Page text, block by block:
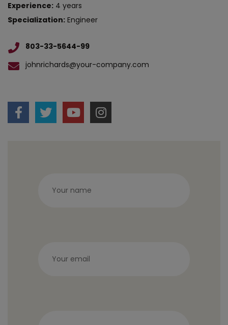
Experience: 4 years
Specialization: Engineer
803-33-5644-99
johnrichards@your-company.com